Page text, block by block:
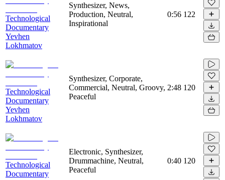
Technological
Documentary
Yevhen
Lokhmatov
Synthesizer, News,
Production, Neutral,
Inspirational
0:56 122
Technological
Documentary
Yevhen
Lokhmatov
Synthesizer, Corporate,
Commercial, Neutral, Groovy,
Peaceful
2:48 120
Technological
Documentary
Electronic, Synthesizer,
Drummachine, Neutral,
Peaceful
0:40 120